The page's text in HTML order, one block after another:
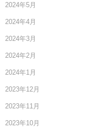
2024年5月
2024年4月
2024年3月
2024年2月
2024年1月
2023年12月
2023年11月
2023年10月